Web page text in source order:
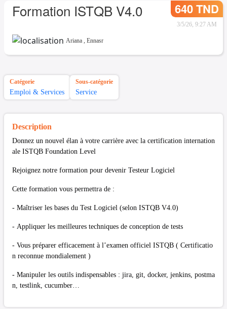
Formation ISTQB V4.0 640 TND
3/5/26, 9:27 AM
Ariana , Ennasr
Catégorie
Emploi & Services
Sous-catégorie
Service
Description
Donnez un nouvel élan à votre carrière avec la certification internation
ale ISTQB Foundation Level
Rejoignez notre formation pour devenir Testeur Logiciel
Cette formation vous permettra de :
- Maîtriser les bases du Test Logiciel (selon ISTQB V4.0)
- Appliquer les meilleures techniques de conception de tests
- Vous préparer efficacement à l’examen officiel ISTQB ( Certificatio
n reconnue mondialement )
- Manipuler les outils indispensables : jira, git, docker, jenkins, postma
n, testlink, cucumber…